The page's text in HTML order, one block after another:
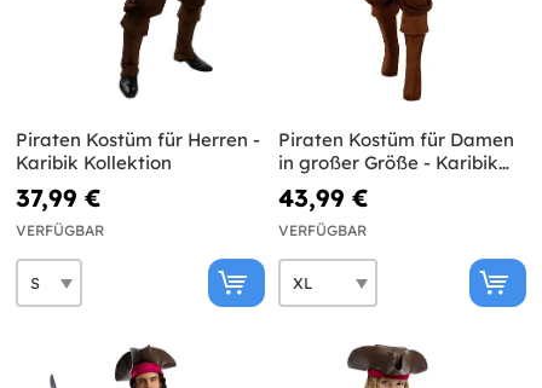
Piraten Kostüm für Herren -
Karibik Kollektion
37,99 €
VERFÜGBAR
Piraten Kostüm für Damen
in großer Größe - Karibik
Kollektion
43,99 €
VERFÜGBAR